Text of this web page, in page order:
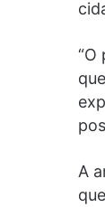
“O
A